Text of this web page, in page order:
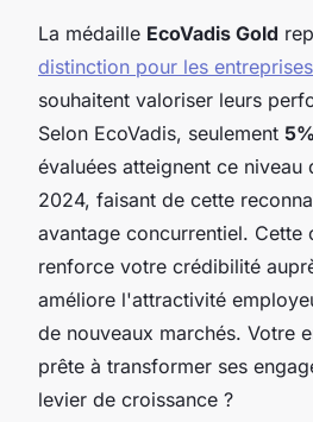
La médaille EcoVadis Gold
distinction pour les
souhaitent valoriser leurs
Selon EcoVadis, seulement
évaluées atteignent ce niveau
2024, faisant de cette
avantage concurrentiel. Cette
renforce votre crédibilité
améliore l'attractivité
de nouveaux marchés. Votre
prête à transformer ses
levier de croissance ?